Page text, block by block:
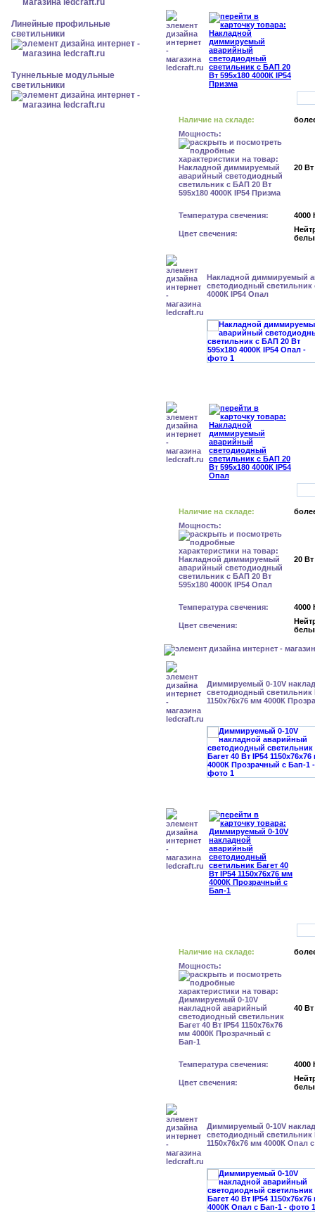
Линейные профильные
светильники
Туннельные модульные
светильники
Наличие на складе:
Мощность:
20 Вт
Температура свечения: 4000
Цвет свечения:
Накладной диммируемый
светодиодный светильник
4000К IP54 Опал
Наличие на складе:
Мощность:
20 Вт
Температура свечения: 4000
Цвет свечения:
Диммируемый 0-10V
светодиодный светильник
1150x76x76 мм 4000К
Наличие на складе:
Мощность:
40 Вт
Температура свечения: 4000
Цвет свечения:
Диммируемый 0-10V
светодиодный светильник
1150x76x76 мм 4000К Опал